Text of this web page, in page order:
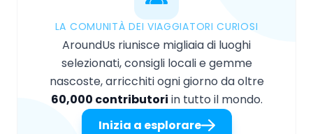
LA COMUNITÀ DEI VIAGGIATORI CURIOSI
AroundUs riunisce migliaia di luoghi
selezionati, consigli locali e gemme
nascoste, arricchiti ogni giorno da oltre
60,000 contributori in tutto il mondo.
Inizia a esplorare